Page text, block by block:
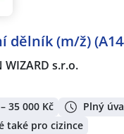
dělník (m/ž)
WIZARD s.r.o.
35 000 Kč
Plný
také pro cizince